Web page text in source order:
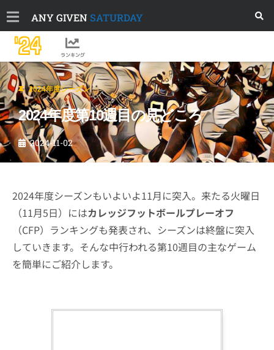
ANY GIVEN SATURDAY
'24 ランキング
2024年度シーズン
2024年度第10週目の見どころ
2024-11-02
2024年度シーズンもいよいよ11月に突入。来たる火曜日
（11月5日）にはカレッジフットボールプレーオフ
（CFP）ランキングも発表され、シーズンは終盤に突入
していきます。そんな中行われる第10週目の主なゲーム
を簡単にご紹介します。